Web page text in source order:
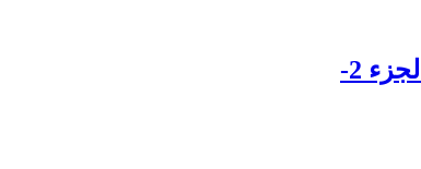
2-